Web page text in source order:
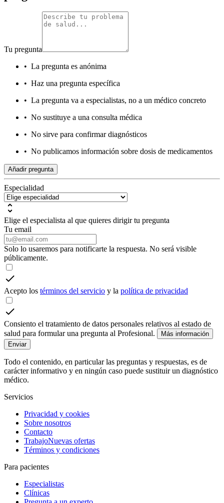
Tu pregunta
• La pregunta es anónima
• Haz una pregunta específica
• La pregunta va a especialistas, no a un médico concreto
• No sustituye a una consulta médica
• No sirve para confirmar diagnósticos
• No publicamos información sobre dosis de medicamentos
Añadir pregunta
Especialidad
Elige el especialista al que quieres dirigir tu pregunta
Tu email
Solo lo usaremos para notificarte la respuesta. No será visible
públicamente.
Acepto los términos del servicio y la política de privacidad
Consiento el tratamiento de datos personales relativos al estado de
salud para formular una pregunta al Profesional.
Más información
Enviar
Todo el contenido, en particular las preguntas y respuestas, es de
carácter informativo y en ningún caso puede sustituir un diagnóstico
médico.
Servicios
Privacidad y cookies
Sobre nosotros
Contacto
TrabajoNuevas ofertas
Términos y condiciones
Para pacientes
Especialistas
Clínicas